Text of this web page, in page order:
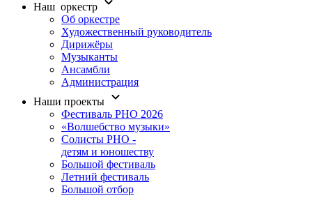
Наш оркестр
Об оркестре
Художественный руководитель
Дирижёры
Музыканты
Ансамбли
Администрация
Наши проекты
Фестиваль РНО 2026
«Волшебство музыки»
Солисты РНО -
детям и юношеству
Большой фестиваль
Летний фестиваль
Большой отбор